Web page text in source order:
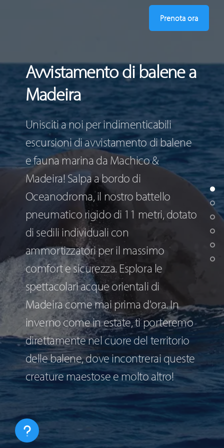
Prenota ora
Avvistamento di balene a
Madeira
Unisciti a noi per indimenticabili
escursioni di avvistamento di balene
e fauna marina da Machico &
Madeira! Salpa a bordo di
Oceanodroma, il nostro battello
pneumatico rigido di 11 metri, dotato
di sedili individuali con
ammortizzatori per il massimo
comfort e sicurezza. Esplora le
spettacolari acque orientali di
Madeira come mai prima d'ora. In
inverno come in estate, ti porteremo
direttamente nel cuore del territorio
delle balene, dove incontrerai queste
creature maestose e molto altro!